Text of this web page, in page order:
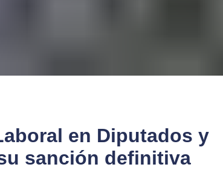
en Diputados y
sanción definitiva